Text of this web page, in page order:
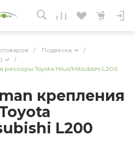
/ Подвеска
/
/
рессоры Toyota Hilux/Mitsubishi L200
крепления
L200